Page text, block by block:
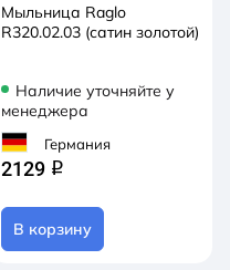
Мыльница Raglo
R320.02.03 (сатин золотой)
Наличие уточняйте у
менеджера
Германия
2129 q
В корзину